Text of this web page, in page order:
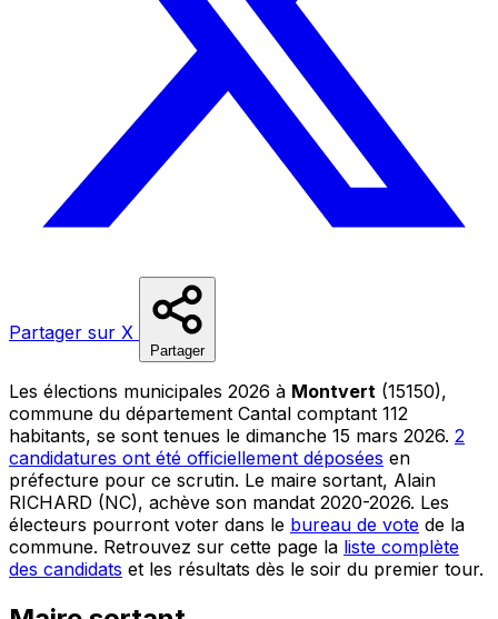
Partager sur X
Partager
Les élections municipales 2026 à Montvert (15150),
commune du département Cantal comptant 112
habitants, se sont tenues le dimanche 15 mars 2026. 2
candidatures ont été officiellement déposées en
préfecture pour ce scrutin. Le maire sortant, Alain
RICHARD (NC), achève son mandat 2020-2026. Les
électeurs pourront voter dans le bureau de vote de la
commune. Retrouvez sur cette page la liste complète
des candidats et les résultats dès le soir du premier tour.